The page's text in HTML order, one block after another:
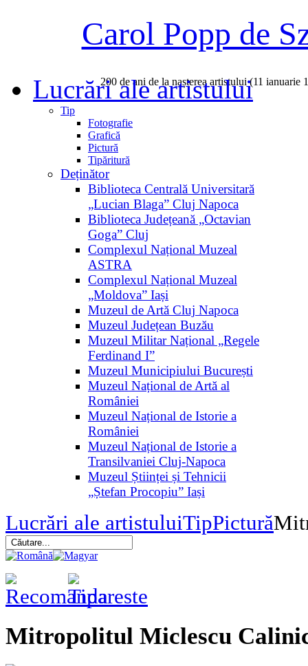
Carol Popp de
200 de ani de la nașterea artistului (11 ianuarie
Lucrări ale artistului
Tip
Fotografie
Grafică
Pictură
Tipăritură
Deținător
Biblioteca Centrală Universitară
„Lucian Blaga” Cluj Napoca
Biblioteca Județeană „Octavian
Goga” Cluj
Complexul Național Muzeal
ASTRA
Complexul Național Muzeal
„Moldova” Iași
Muzeul de Artă Cluj Napoca
Muzeul Județean Buzău
Muzeul Militar Național „Regele
Ferdinand I”
Muzeul Municipiului București
Muzeul Național de Artă al
României
Muzeul Național de Istorie a
României
Muzeul Național de Istorie a
Transilvaniei Cluj-Napoca
Muzeul Științei și Tehnicii
„Ștefan Procopiu” Iași
Lucrări ale artistuluiTipPictură
Mitropolitul Miclescu